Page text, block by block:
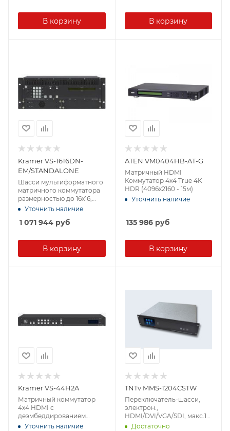
MMS-xxxxCSTW)
В корзину
2xUSB 2.0;1x Micro SD, (с
функцией контент-
плеера;базовая лицензия)
В корзину
Kramer VS-1616DN-
EM/STANDALONE
Шасси мультиформатного
матричного коммутатора
размерностью до 16х16,
поддержка 4K60 (YUV
Уточнить наличие
1 071 944 руб
В корзину
ATEN VM0404HB-AT-G
Матричный HDMI
Коммутатор 4x4 True 4K
HDR (4096x2160 - 15м)
Уточнить наличие
135 986руб
В корзину
Kramer VS-44H2A
Матричный коммутатор
4х4 HDMI с
деэмбеддированием
звука; поддержка 4K60
Уточнить наличие
TNTv MMS-1204CSTW
Переключатель-шасси,
электрон.,
HDMI/DVI/VGA/SDI, макс.12
входн./выходн. порт.+4
Достаточно